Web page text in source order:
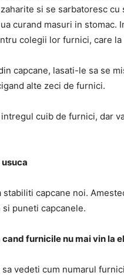
si se sarbatoresc
curand masuri in stomac.
colegii lor furnici, care
capcane, lasati-le sa se
alte zeci de furnici.
cuib de furnici, dar
capcane noi.
puneti capcanele.
furnicile nu mai vin la
vedeti cum numarul